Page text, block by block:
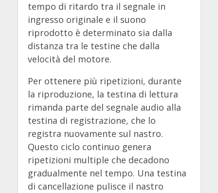
tempo di ritardo tra il segnale in
ingresso originale e il suono
riprodotto è determinato sia dalla
distanza tra le testine che dalla
velocità del motore.
Per ottenere più ripetizioni, durante
la riproduzione, la testina di lettura
rimanda parte del segnale audio alla
testina di registrazione, che lo
registra nuovamente sul nastro.
Questo ciclo continuo genera
ripetizioni multiple che decadono
gradualmente nel tempo. Una testina
di cancellazione pulisce il nastro